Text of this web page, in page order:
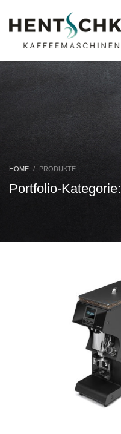
HOME PRODUKTE
Portfolio-Kategorie: